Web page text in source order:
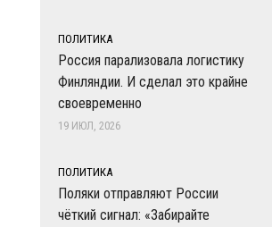
ПОЛИТИКА
Россия парализовала логистику
Финляндии. И сделал это крайне
своевременно
19 ИЮЛ, 2026
ПОЛИТИКА
Поляки отправляют России
чёткий сигнал: «Забирайте